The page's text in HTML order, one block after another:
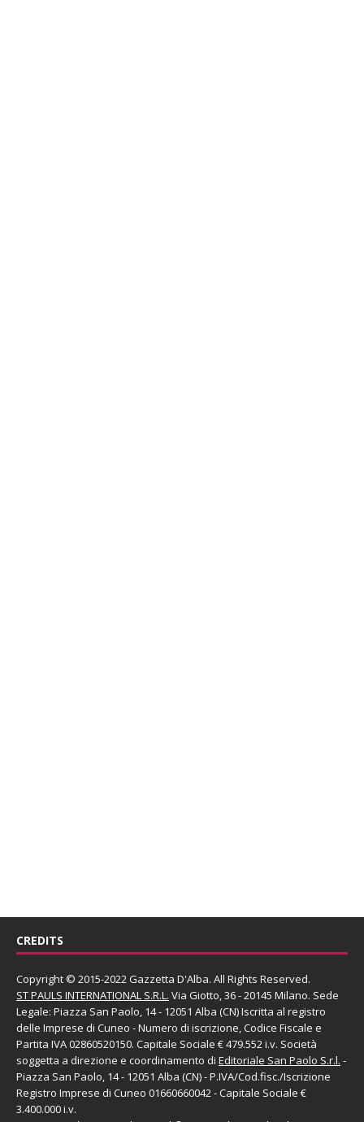
CREDITS
Copyright © 2015-2022 Gazzetta D'Alba. All Rights Reserved.
ST PAULS INTERNATIONAL S.R.L. Via Giotto, 36 - 20145 Milano. Sede
Legale: Piazza San Paolo, 14 - 12051 Alba (CN) Iscritta al registro
delle Imprese di Cuneo - Numero di iscrizione, Codice Fiscale e
Partita IVA 02860520150. Capitale Sociale € 479.552 i.v. Società
soggetta a direzione e coordinamento di Editoriale San Paolo S.r.l. -
Piazza San Paolo, 14 - 12051 Alba (CN) - P.IVA/Cod.fisc./Iscrizione
Registro Imprese di Cuneo 01660660042 - Capitale Sociale €
3.400.000 i.v.